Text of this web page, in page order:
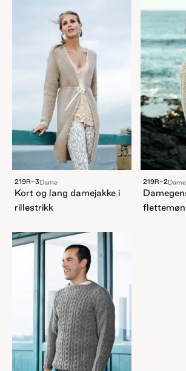
219R-3Dame
Kort og lang damejakke i
rillestrikk
219R-2Dame